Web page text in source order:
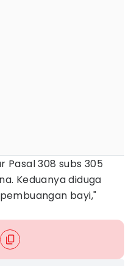
Pasal 308 subs 305
Keduanya diduga
bayi,"